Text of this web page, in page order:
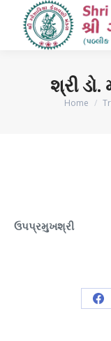
શ્રી
You are
Home
ઉપપ્રમુખશ્રી